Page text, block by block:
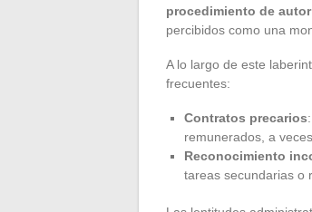
procedimiento de
percibidos como una
A lo largo de este
frecuentes:
Contratos precarios
remunerados, a
Reconocimiento
tareas secundarias o